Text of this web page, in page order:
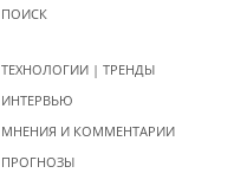
ПОИСК
ТЕХНОЛОГИИ | ТРЕНДЫ
ИНТЕРВЬЮ
МНЕНИЯ И КОММЕНТАРИИ
ПРОГНОЗЫ